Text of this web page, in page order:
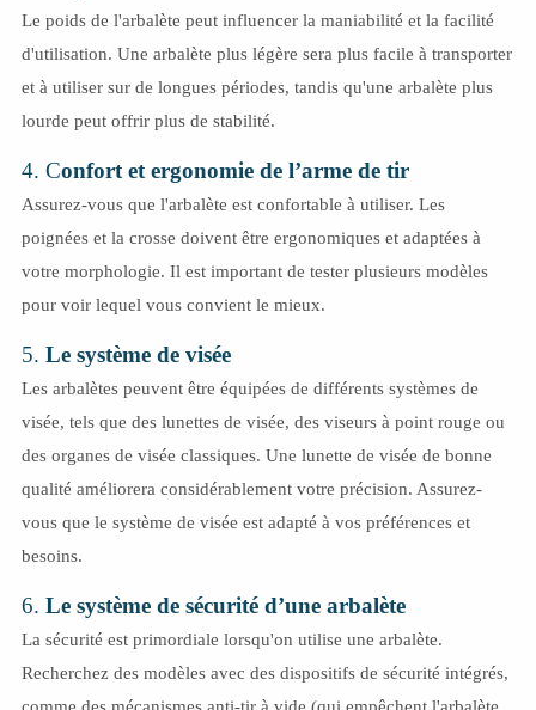
Le poids de l'arbalète peut influencer la maniabilité et la facilité
d'utilisation. Une arbalète plus légère sera plus facile à transporter
et à utiliser sur de longues périodes, tandis qu'une arbalète plus
lourde peut offrir plus de stabilité.
4. Confort et ergonomie de l’arme de tir
Assurez-vous que l'arbalète est confortable à utiliser. Les
poignées et la crosse doivent être ergonomiques et adaptées à
votre morphologie. Il est important de tester plusieurs modèles
pour voir lequel vous convient le mieux.
5. Le système de visée
Les arbalètes peuvent être équipées de différents systèmes de
visée, tels que des lunettes de visée, des viseurs à point rouge ou
des organes de visée classiques. Une lunette de visée de bonne
qualité améliorera considérablement votre précision. Assurez-
vous que le système de visée est adapté à vos préférences et
besoins.
6. Le système de sécurité d’une arbalète
La sécurité est primordiale lorsqu'on utilise une arbalète.
Recherchez des modèles avec des dispositifs de sécurité intégrés,
comme des mécanismes anti-tir à vide (qui empêchent l'arbalète